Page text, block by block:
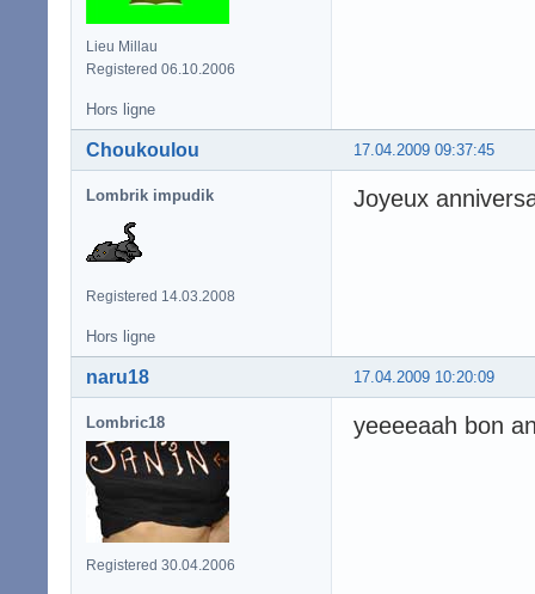
Lieu Millau
Registered 06.10.2006
Hors ligne
17.04.2009 09:37:45
Choukoulou
Lombrik impudik
Registered 14.03.2008
Joyeux
Hors ligne
17.04.2009 10:20:09
naru18
Lombric18
Registered 30.04.2006
yeeeeaah bon